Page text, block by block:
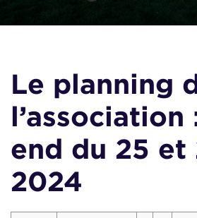
Le planning
l’association
end du 25 et
2024